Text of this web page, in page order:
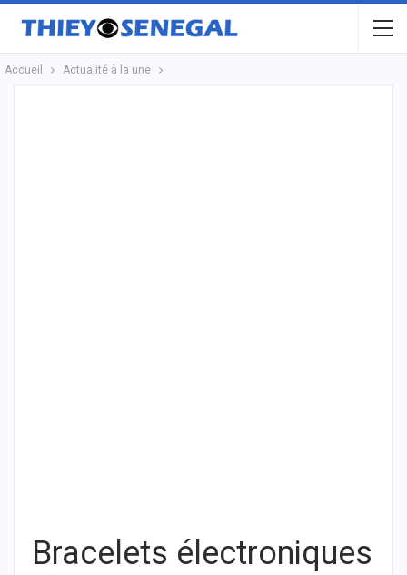
Accueil Actualité à la une
Bracelets électroniques